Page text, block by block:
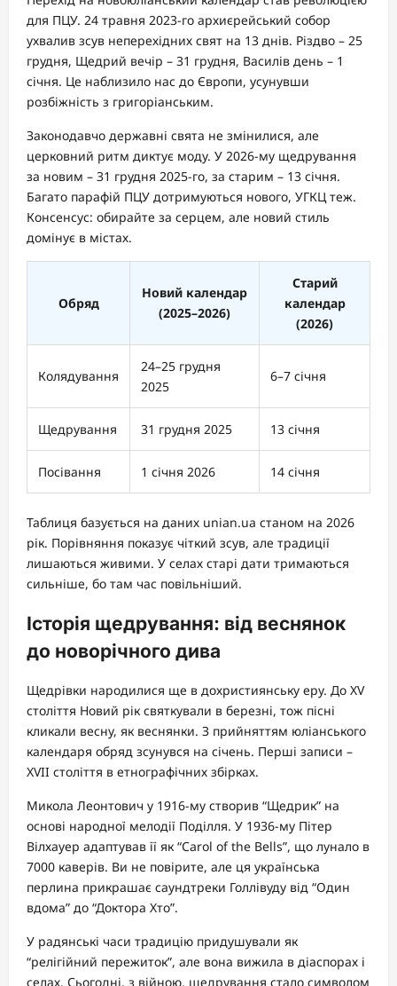
для ПЦУ. 24 травня 2023-го архиєрейський собор
ухвалив зсув неперехідних свят на 13 днів. Різдво – 25
грудня, Щедрий вечір – 31 грудня, Василів день – 1
січня. Це наблизило нас до Європи, усунувши
розбіжність з григоріанським.
Законодавчо державні свята не змінилися, але
церковний ритм диктує моду. У 2026-му щедрування
за новим – 31 грудня 2025-го, за старим – 13 січня.
Багато парафій ПЦУ дотримуються нового, УГКЦ теж.
Консенсус: обирайте за серцем, але новий стиль
домінує в містах.
Обряд
Новий календар
(2025–2026)
Старий
календар
(2026)
Колядування
24–25 грудня
2025
6–7 січня
Щедрування 31 грудня 2025 13 січня
Посівання 1 січня 2026 14 січня
Таблиця базується на даних unian.ua станом на 2026
рік. Порівняння показує чіткий зсув, але традиції
лишаються живими. У селах старі дати тримаються
сильніше, бо там час повільніший.
Історія щедрування: від веснянок
до новорічного дива
Щедрівки народилися ще в дохристиянську еру. До XV
століття Новий рік святкували в березні, тож пісні
кликали весну, як веснянки. З прийняттям юліанського
календаря обряд зсунувся на січень. Перші записи –
XVII століття в етнографічних збірках.
Микола Леонтович у 1916-му створив “Щедрик” на
основі народної мелодії Поділля. У 1936-му Пітер
Вілхауер адаптував її як “Carol of the Bells”, що лунало в
7000 каверів. Ви не повірите, але ця українська
перлина прикрашає саундтреки Голлівуду від “Один
вдома” до “Доктора Хто”.
У радянські часи традицію придушували як
“релігійний пережиток”, але вона вижила в діаспорах і
селах. Сьогодні, з війною, щедрування стало символом